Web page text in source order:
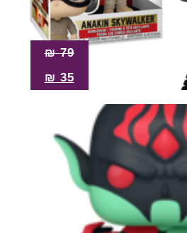
79
₪
35
₪